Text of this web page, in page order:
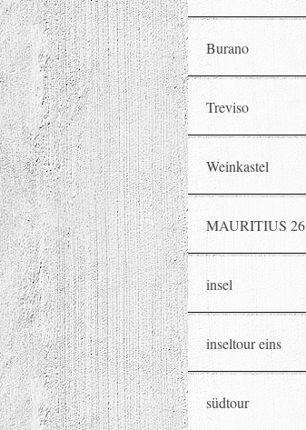
Burano
Treviso
Weinkastel
MAURITIUS 26
insel
inseltour eins
südtour